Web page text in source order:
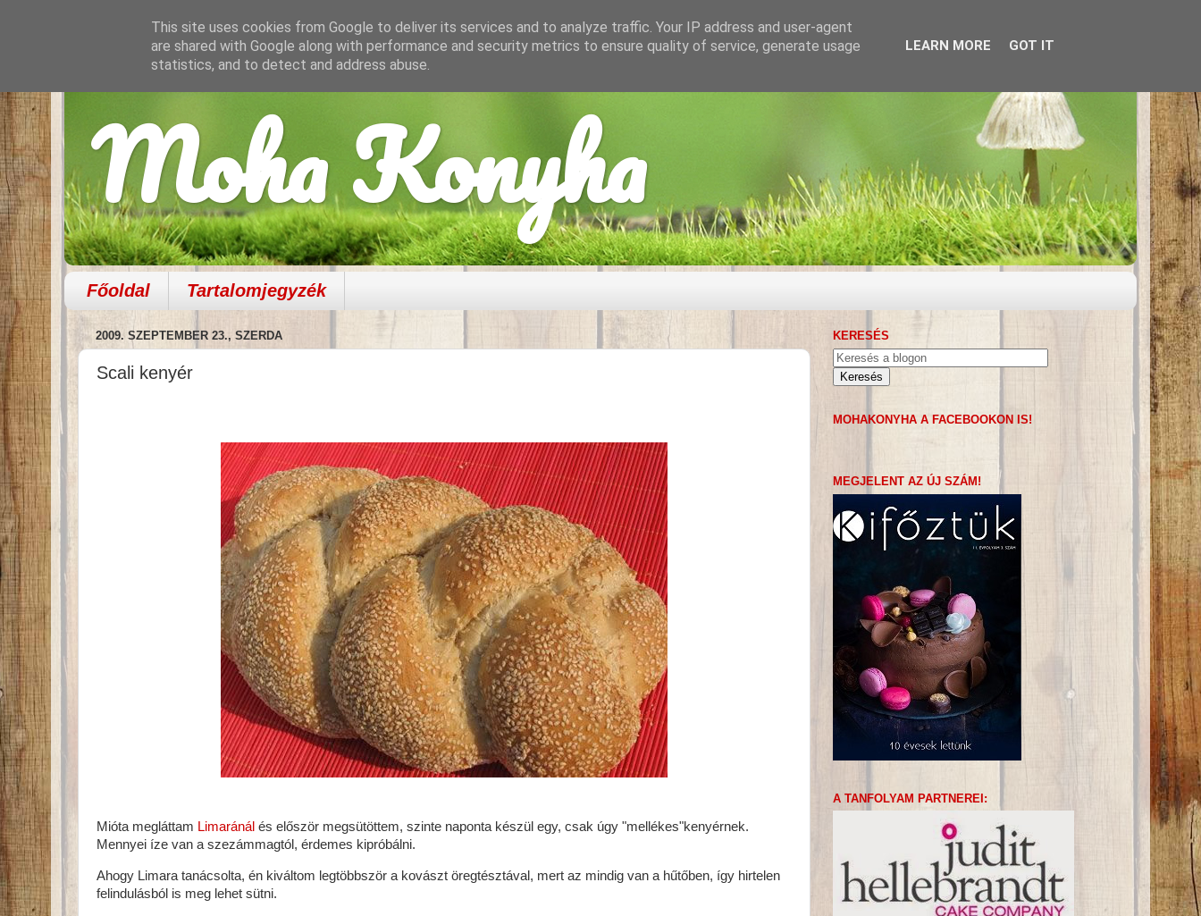
Moha Konyha
Főoldal Tartalomjegyzék
2009. SZEPTEMBER 23., SZERDA
Scali kenyér
Mióta megláttam Limaránál és először megsütöttem, szinte naponta készül egy, csak úgy "mellékes"kenyérnek.
Mennyei íze van a szezámmagtól, érdemes kipróbálni.
Ahogy Limara tanácsolta, én kiváltom legtöbbször a kovászt öregtésztával, mert az mindig van a hűtőben, így hirtelen
felindulásból is meg lehet sütni.
KERESÉS
MOHAKONYHA A FACEBOOKON IS!
MEGJELENT AZ ÚJ SZÁM!
A TANFOLYAM PARTNEREI:
This site uses cookies from Google to deliver its services and to analyze traffic. Your IP address and user-agent
are shared with Google along with performance and security metrics to ensure quality of service, generate usage
statistics, and to detect and address abuse.
LEARN MORE GOT IT